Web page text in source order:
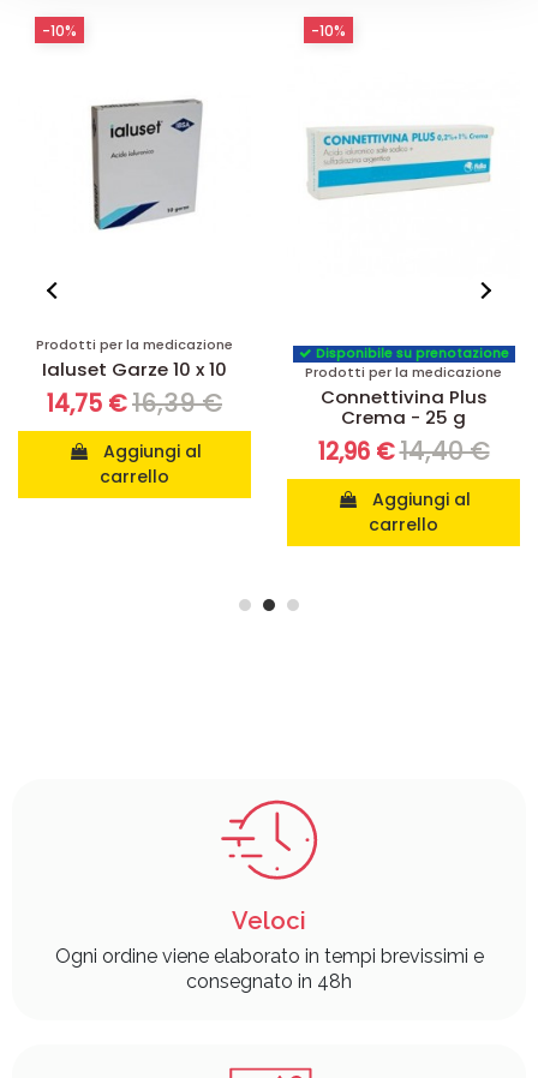
Prodotti per la medicazione
Ialuset Garze 10 x 10
14,75 €16,39 €
carrello
-10%
Disponibile su prenotazione
Prodotti per la medicazione
Connettivina Plus
Crema - 25 g
12,96 €14,40 €
carrello
-10%
Veloci
Ogni ordine viene elaborato in tempi brevissimi e
consegnato in 48h